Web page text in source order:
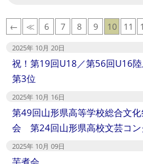
← ≪ 6 7 8 9 10 11
2025年 10月 20日
祝！第19回U18／第56回U16
第3位
2025年 10月 16日
第49回山形県高等学校総合文
会 第24回山形県高校文芸コ
2025年 10月 09日
芋煮会